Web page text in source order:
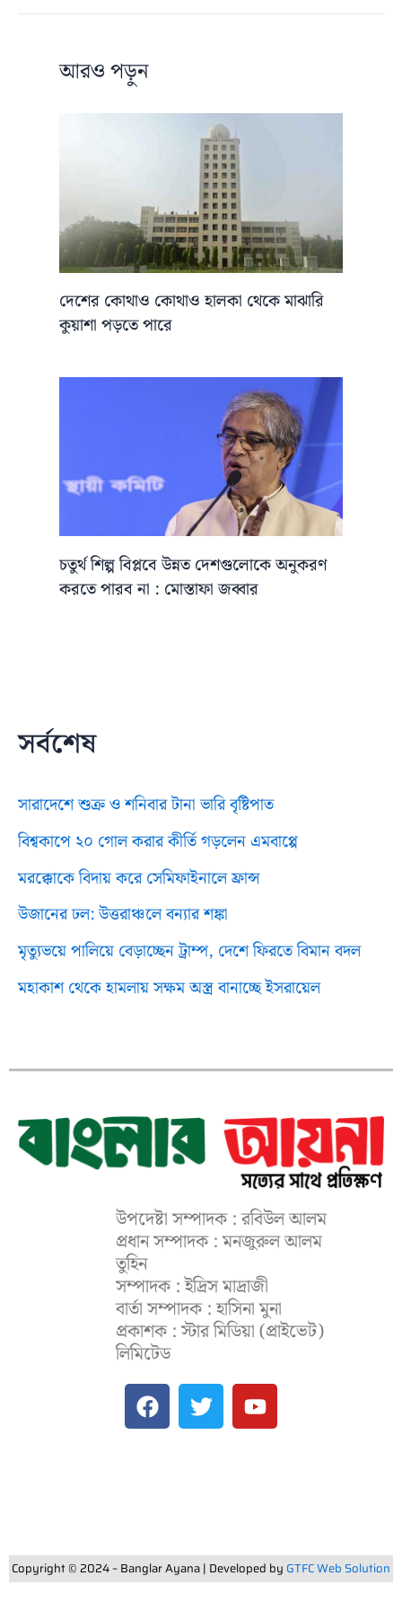
আরও পড়ুন
দেশের কোথাও কোথাও হালকা থেকে মাঝারি
কুয়াশা পড়তে পারে
চতুর্থ শিল্প বিপ্লবে উন্নত দেশগুলোকে অনুকরণ
করতে পারব না : মোস্তাফা জব্বার
সর্বশেষ
সারাদেশে শুক্র ও শনিবার টানা ভারি বৃষ্টিপাত
বিশ্বকাপে ২০ গোল করার কীর্তি গড়লেন এমবাপ্পে
মরক্কোকে বিদায় করে সেমিফাইনালে ফ্রান্স
উজানের ঢল: উত্তরাঞ্চলে বন্যার শঙ্কা
মৃত্যুভয়ে পালিয়ে বেড়াচ্ছেন ট্রাম্প, দেশে ফিরতে বিমান বদল
মহাকাশ থেকে হামলায় সক্ষম অস্ত্র বানাচ্ছে ইসরায়েল
উপদেষ্টা সম্পাদক : রবিউল আলম
প্রধান সম্পাদক : মনজুরুল আলম
তুহিন
সম্পাদক : ইদ্রিস মাদ্রাজী
বার্তা সম্পাদক : হাসিনা মুনা
প্রকাশক : স্টার মিডিয়া (প্রাইভেট)
লিমিটেড
F
a
c
k
T
w
i
Y
o
u
Copyright © 2024 – Banglar Ayana | Developed by GTFC Web Solution